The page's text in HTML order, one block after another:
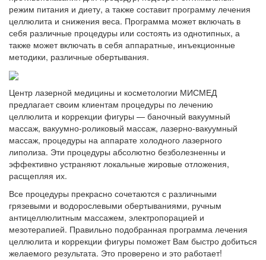
режим питания и диету, а также составит программу лечения
целлюлита и снижения веса. Программа может включать в
себя различные процедуры или состоять из однотипных, а
также может включать в себя аппаратные, инъекционные
методики, различные обертывания.
Центр лазерной медицины и косметологии МИСМЕД
предлагает своим клиентам процедуры по лечению
целлюлита и коррекции фигуры — баночный вакуумный
массаж, вакуумно-роликовый массаж, лазерно-вакуумный
массаж, процедуры на аппарате холодного лазерного
липолиза. Эти процедуры абсолютно безболезненны и
эффективно устраняют локальные жировые отложения,
расщепляя их.
Все процедуры прекрасно сочетаются с различными
грязевыми и водорослевыми обертываниями, ручным
антицеллюлитным массажем, электропорацией и
мезотерапией. Правильно подобранная программа лечения
целлюлита и коррекции фигуры поможет Вам быстро добиться
желаемого результата. Это проверено и это работает!